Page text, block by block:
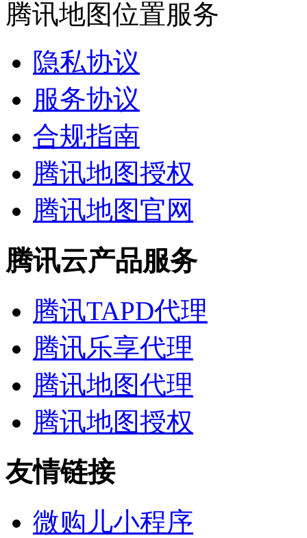
腾讯地图位置服务
隐私协议
服务协议
合规指南
腾讯地图授权
腾讯地图官网
腾讯云产品服务
腾讯TAPD代理
腾讯乐享代理
腾讯地图代理
腾讯地图授权
友情链接
微购儿小程序